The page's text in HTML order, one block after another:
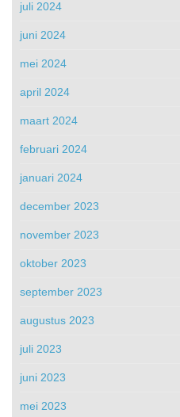
juli 2024
juni 2024
mei 2024
april 2024
maart 2024
februari 2024
januari 2024
december 2023
november 2023
oktober 2023
september 2023
augustus 2023
juli 2023
juni 2023
mei 2023